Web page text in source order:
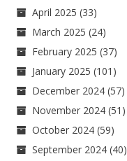
April 2025 (33)
March 2025 (24)
February 2025 (37)
January 2025 (101)
December 2024 (57)
November 2024 (51)
October 2024 (59)
September 2024 (40)